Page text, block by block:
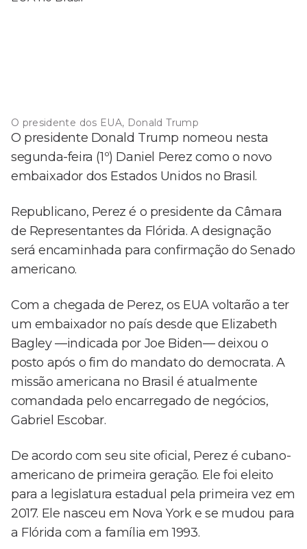
O presidente dos EUA, Donald Trump
O presidente Donald Trump nomeou nesta
segunda-feira (1º) Daniel Perez como o novo
embaixador dos Estados Unidos no Brasil.
Republicano, Perez é o presidente da Câmara
de Representantes da Flórida. A designação
será encaminhada para confirmação do Senado
americano.
Com a chegada de Perez, os EUA voltarão a ter
um embaixador no país desde que Elizabeth
Bagley —indicada por Joe Biden— deixou o
posto após o fim do mandato do democrata. A
missão americana no Brasil é atualmente
comandada pelo encarregado de negócios,
Gabriel Escobar.
De acordo com seu site oficial, Perez é cubano-
americano de primeira geração. Ele foi eleito
para a legislatura estadual pela primeira vez em
2017. Ele nasceu em Nova York e se mudou para
a Flórida com a família em 1993.